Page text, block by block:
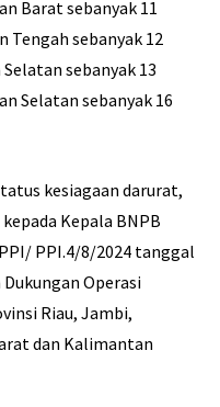
Barat sebanyak 11
Tengah sebanyak 12
sebanyak 13
Selatan sebanyak 16
kesiagaan darurat,
Kepala BNPB
PPI.4/8/2024 tanggal
Operasi
Riau, Jambi,
dan Kalimantan